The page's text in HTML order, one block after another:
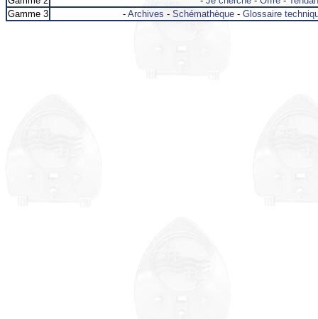
Gamme 3
- Archives - Schémathèque- Glossaire